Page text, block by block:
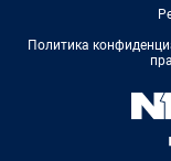
Политика